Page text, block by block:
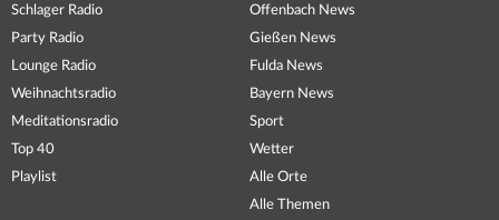
Schlager Radio
Party Radio
Lounge Radio
Weihnachtsradio
Meditationsradio
Top 40
Playlist
Offenbach News
Gießen News
Fulda News
Bayern News
Sport
Wetter
Alle Orte
Alle Themen